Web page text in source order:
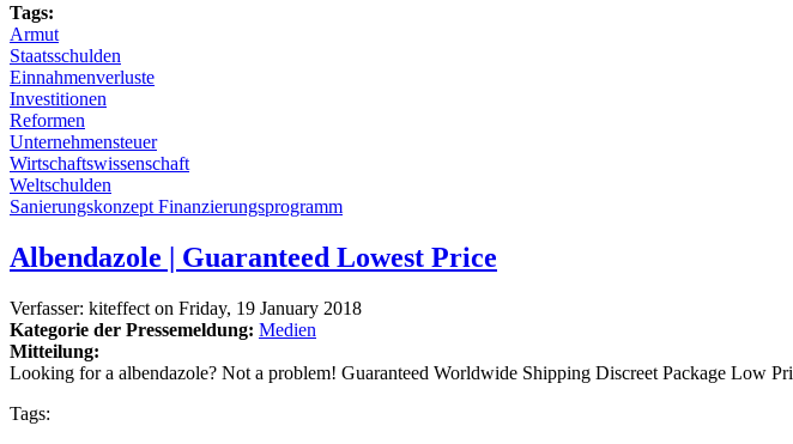
Tags:
Armut
Staatsschulden
Einnahmenverluste
Investitionen
Reformen
Unternehmensteuer
Wirtschaftswissenschaft
Weltschulden
Sanierungskonzept Finanzierungsprogramm
Albendazole | Guaranteed Lowest Price
Verfasser: kiteffect on Friday, 19 January 2018
Kategorie der Pressemeldung: Medien
Mitteilung:
Looking for a albendazole? Not a problem! Guaranteed Worldwide Shipping Discreet Package Low
Tags: